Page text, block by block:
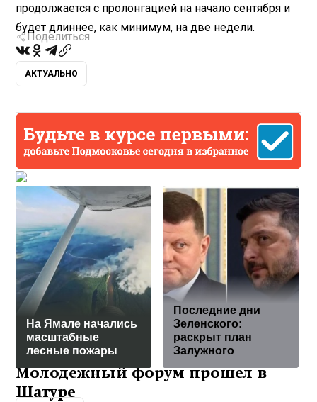
продолжается с пролонгацией на начало сентября и
будет длиннее, как минимум, на две недели.
Поделиться
АКТУАЛЬНО
На Ямале начались
масштабные
лесные пожары
Последние дни
Зеленского:
раскрыт план
Залужного
Молодежный форум прошел в
Шатуре